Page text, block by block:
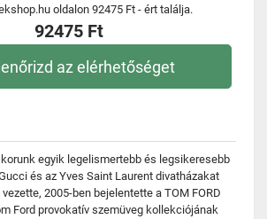
oldalon 92475 Ft - ért találja.
92475 Ft
az elérhetőséget
korunk egyik legelismertebb és legsikeresebb
és az Yves Saint Laurent divatházakat
2005-ben bejelentette a TOM FORD
Ford provokatív szemüveg kollekciójának